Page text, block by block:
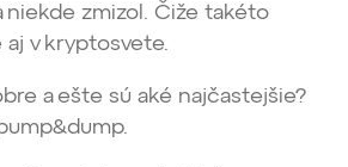
zmizol. Čiže takéto
v kryptosvete.
a ešte sú aké najčastejšie?